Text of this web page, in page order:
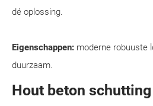
dé oplossing.
Eigenschappen: moderne robuuste
duurzaam.
Hout beton schutting